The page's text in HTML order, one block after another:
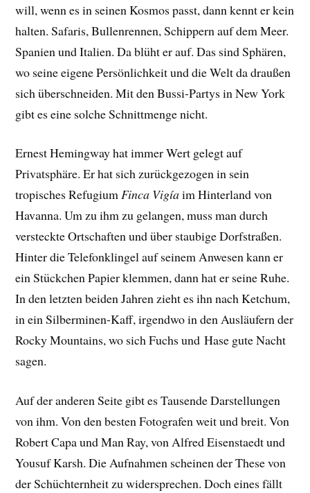
will, wenn es in seinen Kosmos passt, dann kennt er kein
halten. Safaris, Bullenrennen, Schippern auf dem Meer.
Spanien und Italien. Da blüht er auf. Das sind Sphären,
wo seine eigene Persönlichkeit und die Welt da draußen
sich überschneiden. Mit den Bussi-Partys in New York
gibt es eine solche Schnittmenge nicht.
Ernest Hemingway hat immer Wert gelegt auf
Privatsphäre. Er hat sich zurückgezogen in sein
tropisches RefugiumFinca Vigíaim Hinterland von
Havanna. Um zu ihm zu gelangen, muss man durch
versteckte Ortschaften und über staubige Dorfstraßen.
Hinter die Telefonklingel auf seinem Anwesen kann er
ein Stückchen Papier klemmen, dann hat er seine Ruhe.
In den letzten beiden Jahren zieht es ihn nach Ketchum,
in ein Silberminen-Kaff, irgendwo in den Ausläufern der
Rocky Mountains, wo sich Fuchs und Hase gute Nacht
sagen.
Auf der anderen Seite gibt es Tausende Darstellungen
von ihm. Von den besten Fotografen weit und breit. Von
Robert Capa und Man Ray, von Alfred Eisenstaedt und
Yousuf Karsh. Die Aufnahmen scheinen der These von
der Schüchternheit zu widersprechen. Doch eines fällt